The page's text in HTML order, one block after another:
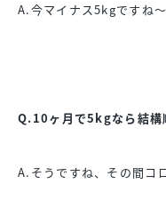
A.今マイナス5kgですね〜
Q.10ヶ月で5kgなら結構
A.そうですね、その間コ